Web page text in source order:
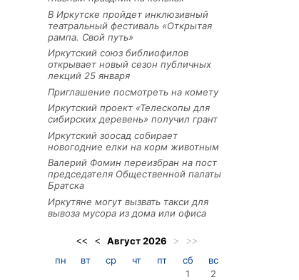
В Иркутске пройдет инклюзивный
театральный фестиваль «Открытая
рампа. Свой путь»
Иркутский союз библиофилов
открывает новый сезон публичных
лекций 25 января
Приглашение посмотреть на комету
Иркутский проект «Телескопы для
сибирских деревень» получил грант
Иркутский зоосад собирает
новогодние елки на корм животным
Валерий Фомин переизбран на пост
председателя Общественной палаты
Братска
Иркутяне могут вызвать такси для
вывоза мусора из дома или офиса
<< < Август2026 > >>
пн вт ср чт пт сб
вс
1
2